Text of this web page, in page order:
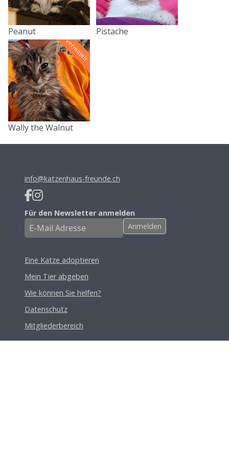
Peanut Pistache
vermittelt
Wally the Walnut
info@katzenhaus-freunde.ch
Für den Newsletter anmelden
Eine Katze adoptieren
Mein Tier abgeben
Wie können Sie helfen?
Datenschutz
Mitgliederbereich